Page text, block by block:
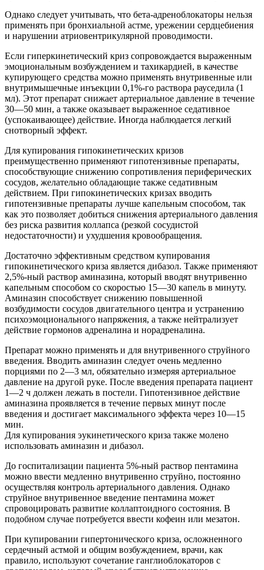
Однако следует учитывать, что бета-адреноблокаторы нельзя
применять при бронхиальной астме, урежении сердцебиения
и нарушении атриовентрикулярной проводимости.
Если гиперкинетический криз сопровождается выраженным
эмоциональным возбуждением и тахикардией, в качестве
купирующего средства можно применять внутривенные или
внутримышечные инъекции 0,1%-го раствора рауседила (1
мл). Этот препарат снижает артериальное давление в течение
30—50 мин, а также оказывает выраженное седативное
(успокаивающее) действие. Иногда наблюдается легкий
снотворный эффект.
Для купирования гипокинетических кризов
преимущественно применяют гипотензивные препараты,
способствующие снижению сопротивления периферических
сосудов, желательно обладающие также седативным
действием. При гипокинетических кризах вводить
гипотензивные препараты лучше капельным способом, так
как это позволяет добиться снижения артериального давления
без риска развития коллапса (резкой сосудистой
недостаточности) и ухудшения кровообращения.
Достаточно эффективным средством купирования
гипокинетического криза является дибазол. Также применяют
2,5%-ный раствор аминазина, который вводят внутривенно
капельным способом со скоростью 15—30 капель в минуту.
Аминазин способствует снижению повышенной
возбудимости сосудов двигательного центра и устранению
психоэмоционального напряжения, а также нейтрализует
действие гормонов адреналина и норадреналина.
Препарат можно применять и для внутривенного струйного
введения. Вводить аминазин следует очень медленно
порциями по 2—3 мл, обязательно измеряя артериальное
давление на другой руке. После введения препарата пациент
1—2 ч должен лежать в постели. Гипотензивное действие
аминазина проявляется в течение первых минут после
введения и достигает максимального эффекта через 10—15
мин.
Для купирования эукинетического криза также молено
использовать аминазин и дибазол.
До госпитализации пациента 5%-ный раствор пентамина
можно ввести медленно внутривенно струйно, постоянно
осуществляя контроль артериального давления. Однако
струйное внутривенное введение пентамина может
спровоцировать развитие коллаптоидного состояния. В
подобном случае потребуется ввести кофеин или мезатон.
При купировании гипертонического криза, осложненного
сердечный астмой и общим возбуждением, врачи, как
правило, используют сочетание ганглиоблокаторов с